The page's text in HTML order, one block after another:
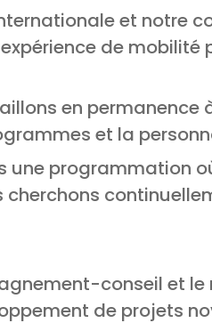
et notre
de mobilité
en permanence
et la
une programmation
cherchons
conseil et
de projets